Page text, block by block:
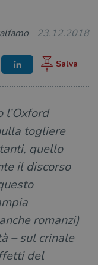
23.12.2018
l’Oxford
togliere
quello
il discorso
romanzi)
– sul crinale
del